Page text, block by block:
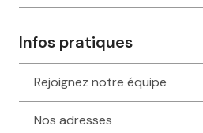
Infos pratiques
Rejoignez notre équipe
Nos adresses